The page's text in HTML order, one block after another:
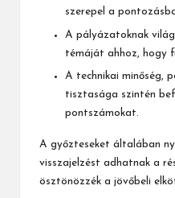
szerepel a
A pályázatoknak
témáját ahhoz, hogy
A technikai minőség,
tisztasága szintén
pontszámokat.
A győzteseket általában
visszajelzést adhatnak a
ösztönözzék a jövőbeli